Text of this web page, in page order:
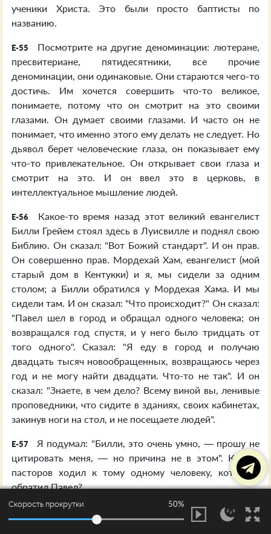
ученики Христа. Это были просто баптисты по
названию.
E-55
Посмотрите на другие деноминации: лютеране,
пресвитериане, пятидесятники, все прочие
деноминации, они одинаковые. Они стараются чего-то
достичь. Им хочется совершить что-то великое,
понимаете, потому что он смотрит на это своими
глазами. Он думает своими глазами. И часто он не
понимает, что именно этого ему делать не следует. Но
дьявол берет человеческие глаза, он показывает ему
что-то привлекательное. Он открывает свои глаза и
смотрит на это. И он ввел это в церковь, в
интеллектуальное мышление людей.
E-56
Какое-то время назад этот великий евангелист
Билли Грейем стоял здесь в Луисвилле и поднял свою
Библию. Он сказал: "Вот Божий стандарт". И он прав.
Он совершенно прав. Мордехай Хам, евангелист (мой
старый дом в Кентукки) и я, мы сидели за одним
столом; а Билли обратился у Мордехая Хама. И мы
сидели там. И он сказал: "Что происходит?" Он сказал:
"Павел шел в город и обращал одного человека; он
возвращался год спустя, и у него было тридцать от
того одного". Сказал: "Я еду в город и получаю
двадцать тысяч новообращенных, возвращаюсь через
год и не могу найти двадцати. Что-то не так". И он
сказал: "Знаете, в чем дело? Всему виной вы, ленивые
проповедники, что сидите в зданиях, своих кабинетах,
закинув ноги на стол, и не посещаете людей".
E-57
Я подумал: "Билли, это очень умно, — прошу не
цитировать меня, — но причина не в этом". Кто из
пасторов ходил к тому одному человеку, которого
обратил Павел?
E-58
Причина заключалась не в этом. Вот причина.
Эти собрания сегодня, так называемые, и это
Скорость прокрутки 50%